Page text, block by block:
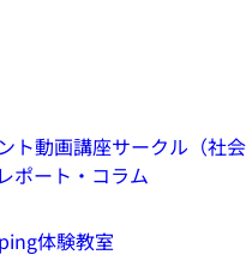
ト動画講座サークル（社会
レポート・コラム
体験教室